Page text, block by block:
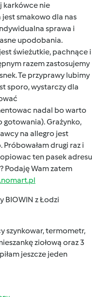
karkówce nie
smakowo dla nas
sprawa i
upodobania.
świeżutkie, pachnące i
razem zastosujemy
Te przyprawy lubimy
sporo, wystarczy dla
nadal bo warto
gotowania). Grażynko,
na allegro jest
drugi raz i
ten pasek adresu
Podaję Wam zatem
BIOWIN z Łodzi
szynkowar, termometr,
ziołową oraz 3
jeszcze jeden